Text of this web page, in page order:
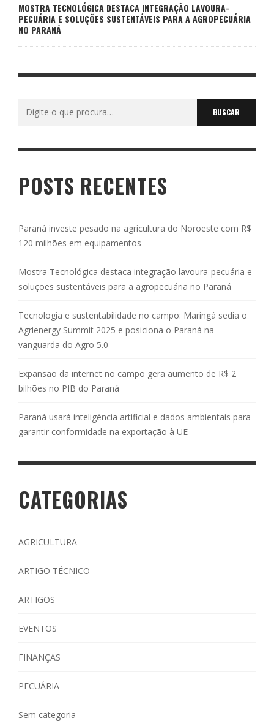
MOSTRA TECNOLÓGICA DESTACA INTEGRAÇÃO LAVOURA-
PECUÁRIA E SOLUÇÕES SUSTENTÁVEIS PARA A AGROPECUÁRIA
NO PARANÁ
POSTS RECENTES
Paraná investe pesado na agricultura do Noroeste com R$
120 milhões em equipamentos
Mostra Tecnológica destaca integração lavoura-pecuária e
soluções sustentáveis para a agropecuária no Paraná
Tecnologia e sustentabilidade no campo: Maringá sedia o
Agrienergy Summit 2025 e posiciona o Paraná na
vanguarda do Agro 5.0
Expansão da internet no campo gera aumento de R$ 2
bilhões no PIB do Paraná
Paraná usará inteligência artificial e dados ambientais para
garantir conformidade na exportação à UE
CATEGORIAS
AGRICULTURA
ARTIGO TÉCNICO
ARTIGOS
EVENTOS
FINANÇAS
PECUÁRIA
Sem categoria